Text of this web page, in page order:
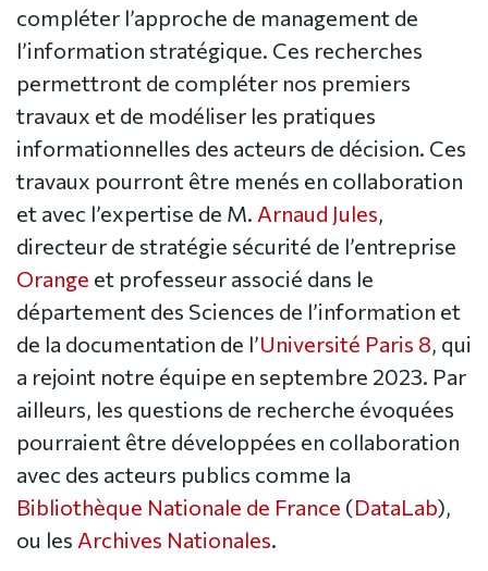
compléter l’approche de management de
l’information stratégique. Ces recherches
permettront de compléter nos premiers
travaux et de modéliser les pratiques
informationnelles des acteurs de décision. Ces
travaux pourront être menés en collaboration
et avec l’expertise de M. Arnaud Jules,
directeur de stratégie sécurité de l’entreprise
Orange et professeur associé dans le
département des Sciences de l’information et
de la documentation de l’Université Paris 8, qui
a rejoint notre équipe en septembre 2023. Par
ailleurs, les questions de recherche évoquées
pourraient être développées en collaboration
avec des acteurs publics comme la
Bibliothèque Nationale de France (DataLab),
ou les Archives Nationales.